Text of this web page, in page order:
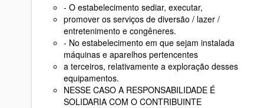
- O estabelecimento sediar, executar,
promover os serviços de diversão / lazer /
entretenimento e congêneres.
- No estabelecimento em que sejam instalada
máquinas e aparelhos pertencentes
a terceiros, relativamente a exploração desses
equipamentos.
NESSE CASO A RESPONSABILIDADE É
SOLIDARIA COM O CONTRIBUINTE